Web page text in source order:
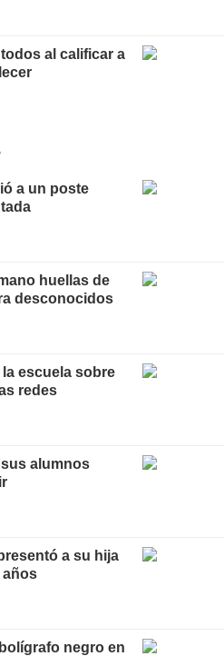
al calificar a
a un poste
huellas de
desconocidos
escuela sobre
redes
alumnos
a su hija
años
negro en